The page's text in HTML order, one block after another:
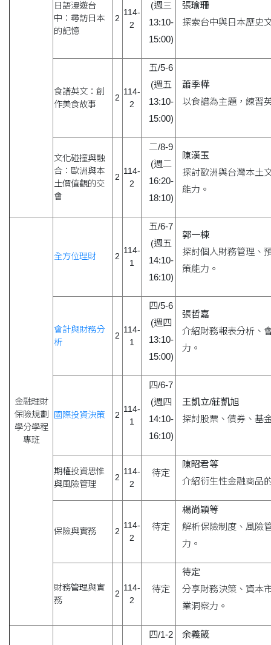
日語漫遊台
中：尋訪日本
的記憶
2
114-
2
(週三
13:10-
15:00)
張瑜珊
探索台中與日本歷史
食譜英文：創
作美食故事
2
114-
2
五/5-6
(週五
13:10-
15:00)
蕭季樺
以食譜為主題，練習
文化碰撞與融
合：歐洲與本
土價值觀的交
會
2
114-
2
二/8-9
(週二
16:20-
18:10)
陳漢玉
探討歐洲與台灣本土
能力。
金融理財
保險規劃
學分學程
專班
全方位理財 2
114-
1
五/6-7
(週五
14:10-
16:10)
郭一棟
探討個人財務管理、
策能力。
會計與財務分
析
2
114-
1
四/5-6
(週四
13:10-
15:00)
張哲嘉
介紹財務報表分析、
力。
國際投資決策 2
114-
1
四/6-7
(週四
14:10-
16:10)
王凱立/莊凱旭
探討股票、債券、基
期權投資思惟
與風險管理
2
114-
2
待定
陳昭君等
介紹衍生性金融商品
保險與實務 2
114-
2
待定
楊尚穎等
解析保險制度、風險
力。
財務管理與實
務
2
114-
2
待定
待定
分享財務決策、資本
業洞察力。
四/1-2
余義箴